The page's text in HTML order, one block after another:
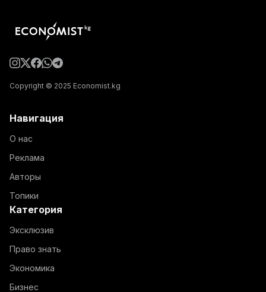
Copyright © 2025 Economist.kg
Навигация
О нас
Реклама
Авторы
Топики
Категория
Эксклюзив
Право знать
Экономика
Бизнес